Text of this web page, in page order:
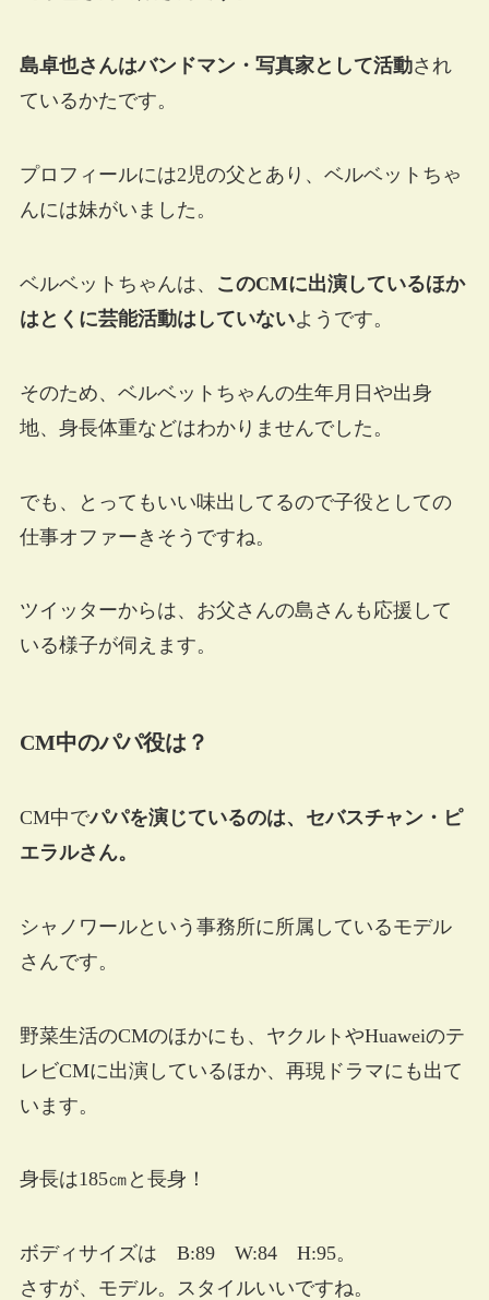
島卓也さんはバンドマン・写真家として活動され
ているかたです。
プロフィールには2児の父とあり、ベルベットちゃ
んには妹がいました。
ベルベットちゃんは、
このCMに出演しているほか
はとくに芸能活動はしていないようです。
そのため、ベルベットちゃんの生年月日や出身
地、身長体重などはわかりませんでした。
でも、とってもいい味出してるので子役としての
仕事オファーきそうですね。
ツイッターからは、お父さんの島さんも応援して
いる様子が伺えます。
CM中のパパ役は？
CM中でパパを演じているのは、セバスチャン・ピ
エラルさん。
シャノワールという事務所に所属しているモデル
さんです。
野菜生活のCMのほかにも、ヤクルトやHuaweiのテ
レビCMに出演しているほか、再現ドラマにも出て
います。
身長は185㎝と長身！
ボディサイズは B:89 W:84 H:95。
さすが、モデル。スタイルいいですね。